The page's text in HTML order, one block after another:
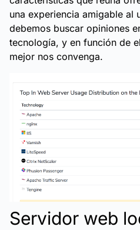
una experiencia amigable al
debemos buscar opiniones
tecnología, y en función de
mejor nos convenga.
Servidor web